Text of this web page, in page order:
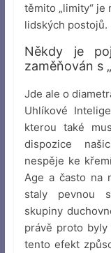
těmito „limity“ je
lidských postojů.
Někdy je
zaměňován s
Jde ale o
Uhlíkové
kterou také
dispozice
nespěje ke
Age a často na
staly pevnou
skupiny
právě proto
tento efekt